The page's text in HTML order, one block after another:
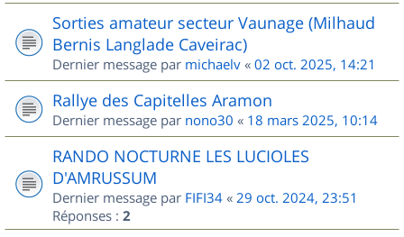
Sorties amateur secteur Vaunage (Milhaud
Bernis Langlade Caveirac)
Dernier message par michaelv « 02 oct. 2025, 14:21
Rallye des Capitelles Aramon
Dernier message par nono30 « 18 mars 2025, 10:14
RANDO NOCTURNE LES LUCIOLES
D'AMRUSSUM
Dernier message par FIFI34 « 29 oct. 2024, 23:51
Réponses : 2